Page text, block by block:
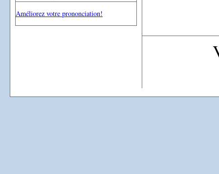
Améliorez votre prononciation!